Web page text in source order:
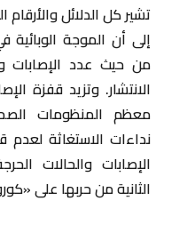
تشير كل الدلائل
إلى أن الموجة الوبائية
من حيث عدد الإصابات
الانتشار. وتزيد قفزة
معظم المنظومات
نداءات الاستغاثة لعدم
الإصابات والحالات
الثانية من حربها على